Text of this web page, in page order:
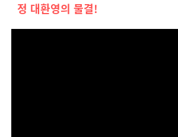
정 대환영의 물결!